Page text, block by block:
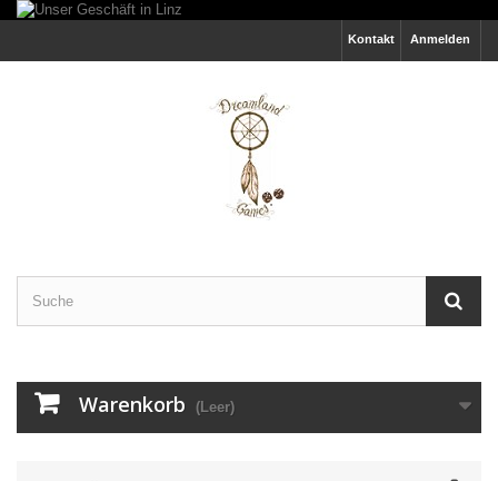
Anmelden
Kontakt
Warenkorb (Leer)